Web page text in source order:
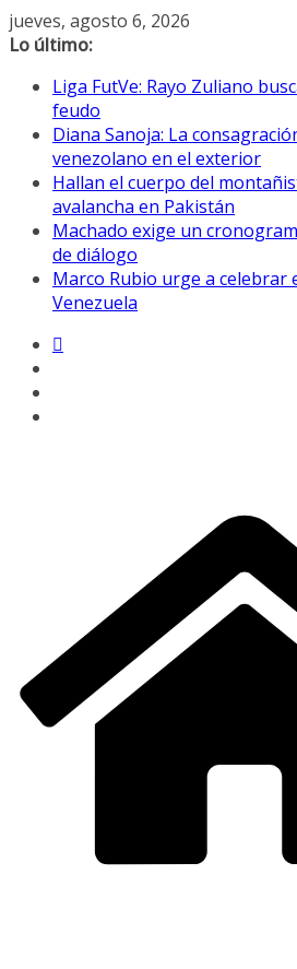
Saltar
al
jueves, agosto 6, 2026
Lo último:
Liga FutVe: Rayo Zuliano
feudo
Diana Sanoja: La
venezolano en el exterior
Hallan el cuerpo del
avalancha en Pakistán
Machado exige un
de diálogo
Marco Rubio urge a celebrar
Venezuela